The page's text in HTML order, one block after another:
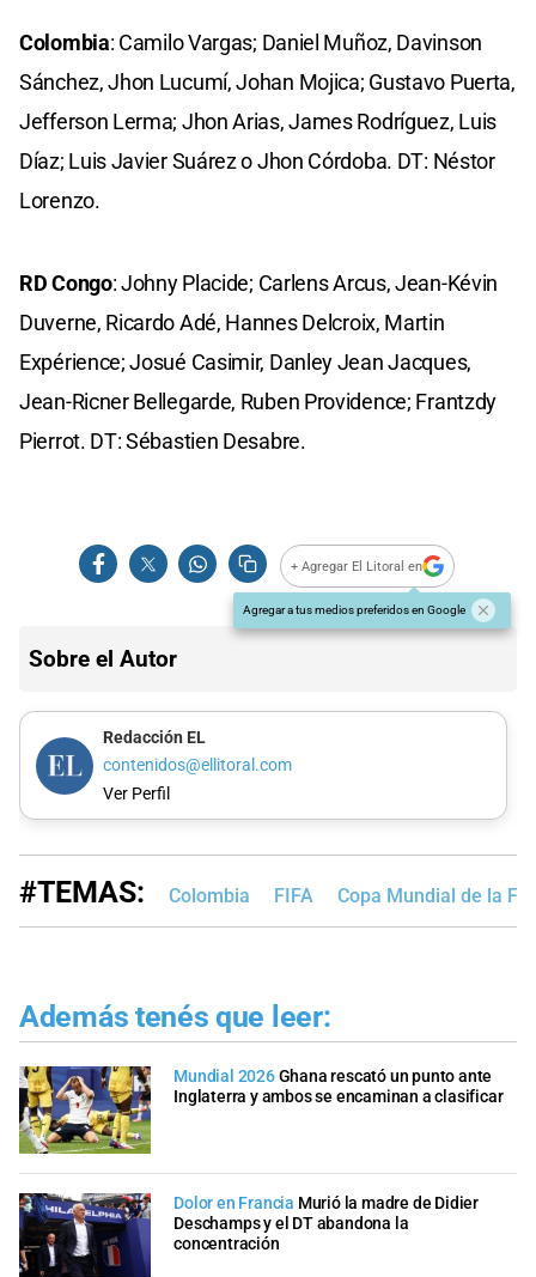
Colombia: Camilo Vargas; Daniel Muñoz, Davinson
Sánchez, Jhon Lucumí, Johan Mojica; Gustavo Puerta,
Jefferson Lerma; Jhon Arias, James Rodríguez, Luis
Díaz; Luis Javier Suárez o Jhon Córdoba. DT: Néstor
Lorenzo.
RD Congo: Johny Placide; Carlens Arcus, Jean-Kévin
Duverne, Ricardo Adé, Hannes Delcroix, Martin
Expérience; Josué Casimir, Danley Jean Jacques,
Jean-Ricner Bellegarde, Ruben Providence; Frantzdy
Pierrot. DT: Sébastien Desabre.
+ Agregar El Litoral en
Agregar a tus medios preferidos en Google
Sobre el Autor
Redacción EL
contenidos@ellitoral.com
Ver Perfil
#TEMAS: Colombia FIFA Copa Mundial de la
Además tenés que leer:
Mundial 2026Ghana rescató un punto ante
Inglaterra y ambos se encaminan a clasificar
Dolor en Francia Murió la madre de Didier
Deschamps y el DT abandona la
concentración